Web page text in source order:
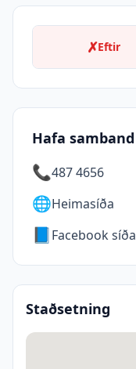
✗Eftir
Hafa samband
📞487 4656
🌐Heimasíða
📘Facebook síða
Staðsetning